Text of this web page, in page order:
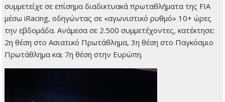
συμμετείχε σε επίσημα διαδικτυακά πρωταθλήματα της FIA
μέσω iRacing, οδηγώντας σε «αγωνιστικό ρυθμό» 10+ ώρες
την εβδομάδα. Ανάμεσα σε 2.500 συμμετέχοντες, κατέκτησε:
2η θέση στο Ασιατικό Πρωτάθλημα, 3η θέση στο Παγκόσμιο
Πρωτάθλημα και 7η θέση στην Ευρώπη.